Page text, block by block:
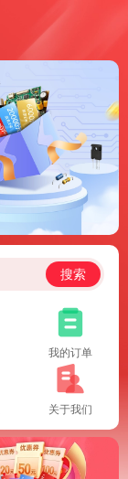
搜索
我的订单
关于我们